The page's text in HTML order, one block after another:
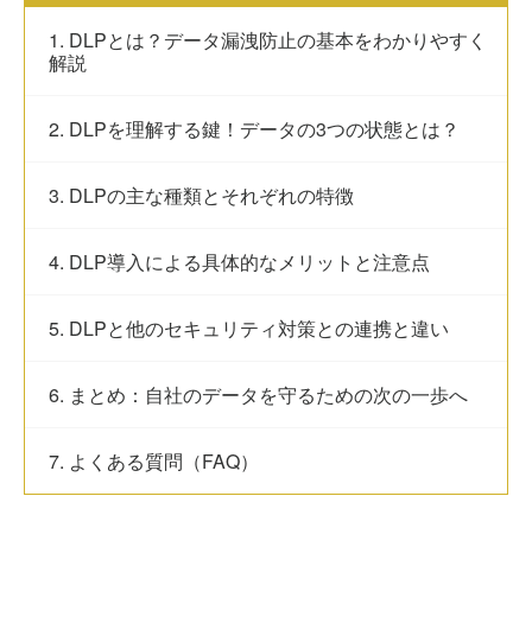
1. DLPとは？データ漏洩防止の基本をわかりやすく
解説
2. DLPを理解する鍵！データの3つの状態とは？
3. DLPの主な種類とそれぞれの特徴
4. DLP導入による具体的なメリットと注意点
5. DLPと他のセキュリティ対策との連携と違い
6. まとめ：自社のデータを守るための次の一歩へ
7. よくある質問（FAQ）